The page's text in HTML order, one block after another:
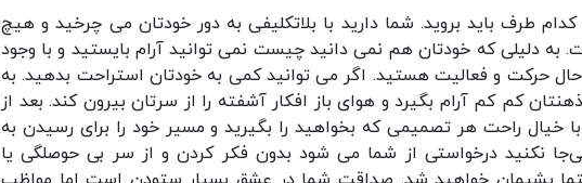
طرف باید بروید. شما دارید با بلاتکلیفی به دور خودتان می چرخید و هیچ
به دلیلی که خودتان هم نمی دانید چیست نمی توانید آرام بایستید و با وجود
و فعالیت هستید. اگر می توانید کمی به خودتان استراحت بدهید. به
کم کم آرام بگیرد و هوای باز افکار آشفته را از سرتان بیرون کند. بعد از
خیال راحت هر تصمیمی که بخواهید را بگیرید و مسیر خود را برای رسیدن به
نکنید درخواستی از شما می شود بدون فکر کردن و از سر بی حوصلگی یا